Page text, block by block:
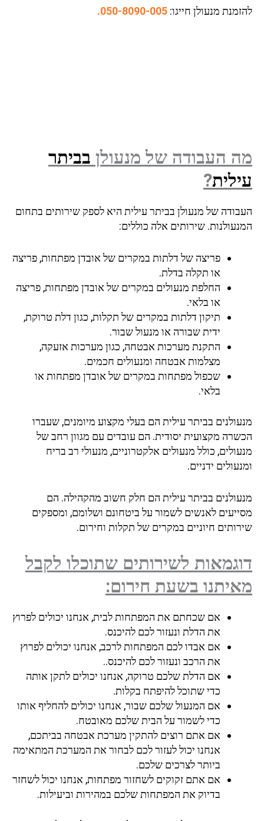
מנעולן חייגו:050-8090-005.
העבודה של מנעולןבביתר
?
של מנעולן בביתר עילית היא לספק שירותים בתחום
שירותים אלה כוללים:
פריצה של דלתות במקרים של אובדן מפתחות, פריצה
או תקלה בדלת.
החלפת מנעולים במקרים של אובדן מפתחות, פריצה
או בלאי.
תיקון דלתות במקרים של תקלות, כגון דלת טרוקת,
ידית שבורה או מנעול שבור.
התקנת מערכות אבטחה, כגון מערכות אזעקה,
מצלמות אבטחה ומנעולים חכמים.
שכפול מפתחות במקרים של אובדן מפתחות או
בלאי.
בביתר עילית הם בעלי מקצוע מיומנים, שעברו
מקצועית יסודית. הם עובדים עם מגוון רחב של
כולל מנעולים אלקטרוניים, מנעולי רב בריח
ידניים.
בביתר עילית הם חלק חשוב מהקהילה. הם
לאנשים לשמור על ביטחונם ושלומם, ומספקים
חיוניים במקרים של תקלות וחירום.
לשירותים שתוכלו לקבל
בשעת חירום:
אם שכחתם את המפתחות לבית, אנחנו יכולים לפרוץ
את הדלת ונעזור לכם להיכנס.
אם אבדו לכם המפתחות לרכב, אנחנו יכולים לפרוץ
את הרכב ונעזור לכם להיכנס..
אם הדלת שלכם טרוקה, אנחנו יכולים לתקן אותה
כדי שתוכל להיפתח בקלות.
אם המנעול שלכם שבור, אנחנו יכולים להחליף אותו
כדי לשמור על הבית שלכם מאובטח.
אם אתם רוצים להתקין מערכת אבטחה בביתכם,
אנחנו יכול לעזור לכם לבחור את המערכת המתאימה
ביותר לצרכים שלכם.
אם אתם זקוקים לשחזור מפתחות, אנחנו יכול לשחזר
בדיוק את המפתחות שלכם במהירות וביעילות.